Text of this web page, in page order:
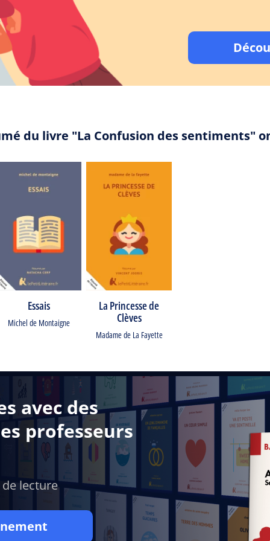
du livre "La Confusion des sentiments"
Essais
Michel de Montaigne
La Princesse de
Clèves
Madame de La Fayette
avec des
professeurs
lecture